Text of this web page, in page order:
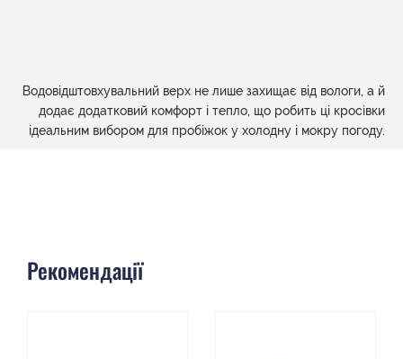
Водовідштовхувальний верх не лише захищає від вологи, а й
додає додатковий комфорт і тепло, що робить ці кросівки
ідеальним вибором для пробіжок у холодну і мокру погоду.
Рекомендації